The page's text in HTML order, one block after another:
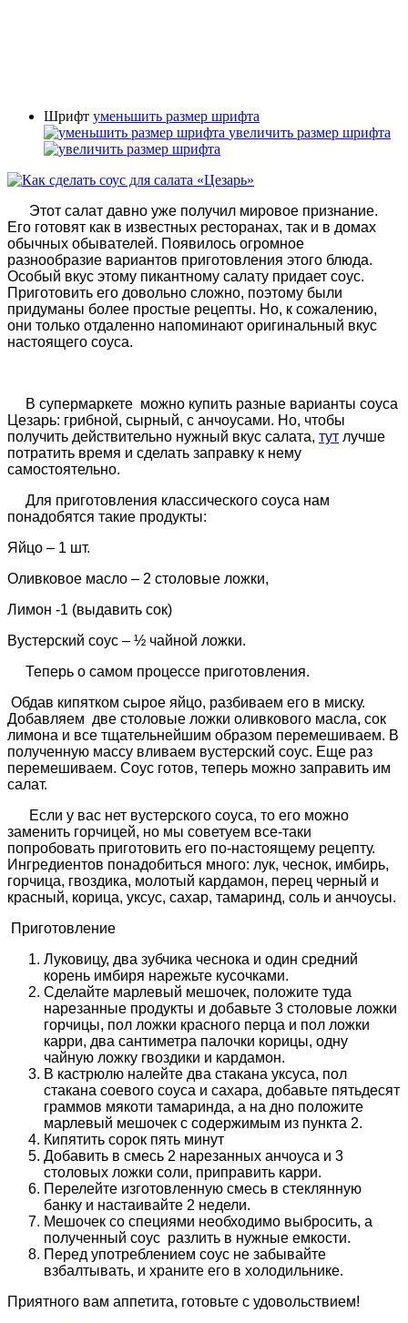
Шрифт уменьшить размер шрифта
увеличить размер шрифта
Этот салат давно уже получил мировое признание.
Его готовят как в известных ресторанах, так и в домах
обычных обывателей. Появилось огромное
разнообразие вариантов приготовления этого блюда.
Особый вкус этому пикантному салату придает соус.
Приготовить его довольно сложно, поэтому были
придуманы более простые рецепты. Но, к сожалению,
они только отдаленно напоминают оригинальный вкус
настоящего соуса.
В супермаркете можно купить разные варианты соуса
Цезарь: грибной, сырный, с анчоусами. Но, чтобы
получить действительно нужный вкус салата, тут лучше
потратить время и сделать заправку к нему
самостоятельно.
Для приготовления классического соуса нам
понадобятся такие продукты:
Яйцо – 1 шт.
Оливковое масло – 2 столовые ложки,
Лимон -1 (выдавить сок)
Вустерский соус – ½ чайной ложки.
Теперь о самом процессе приготовления.
Обдав кипятком сырое яйцо, разбиваем его в миску.
Добавляем две столовые ложки оливкового масла, сок
лимона и все тщательнейшим образом перемешиваем. В
полученную массу вливаем вустерский соус. Еще раз
перемешиваем. Соус готов, теперь можно заправить им
салат.
Если у вас нет вустерского соуса, то его можно
заменить горчицей, но мы советуем все-таки
попробовать приготовить его по-настоящему рецепту.
Ингредиентов понадобиться много: лук, чеснок, имбирь,
горчица, гвоздика, молотый кардамон, перец черный и
красный, корица, уксус, сахар, тамаринд, соль и анчоусы.
Приготовление
Луковицу, два зубчика чеснока и один средний
корень имбиря нарежьте кусочками.
Сделайте марлевый мешочек, положите туда
нарезанные продукты и добавьте 3 столовые ложки
горчицы, пол ложки красного перца и пол ложки
карри, два сантиметра палочки корицы, одну
чайную ложку гвоздики и кардамон.
В кастрюлю налейте два стакана уксуса, пол
стакана соевого соуса и сахара, добавьте пятьдесят
граммов мякоти тамаринда, а на дно положите
марлевый мешочек с содержимым из пункта 2.
Кипятить сорок пять минут
Добавить в смесь 2 нарезанных анчоуса и 3
столовых ложки соли, приправить карри.
Перелейте изготовленную смесь в стеклянную
банку и настаивайте 2 недели.
Мешочек со специями необходимо выбросить, а
полученный соус разлить в нужные емкости.
Перед употреблением соус не забывайте
взбалтывать, и храните его в холодильнике.
Приятного вам аппетита, готовьте с удовольствием!